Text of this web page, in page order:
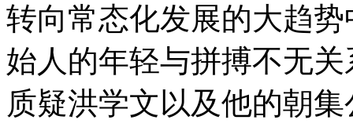
转向常态化发展的大趋
始人的年轻与拼搏不无
质疑洪学文以及他的朝